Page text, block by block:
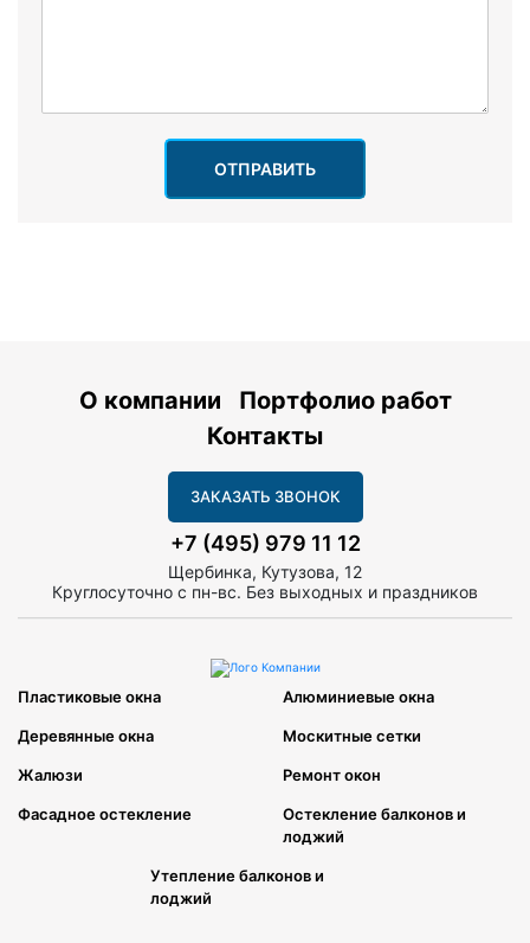
ОТПРАВИТЬ
О компании
Портфолио работ
Контакты
ЗАКАЗАТЬ ЗВОНОК
+7 (495) 979 11 12
Щербинка, Кутузова, 12
Круглосуточно с пн-вс. Без выходных и праздников
Пластиковые окна Алюминиевые окна
Деревянные окна Москитные сетки
Жалюзи Ремонт окон
Фасадное остекление
Остекление балконов и
лоджий
Утепление балконов и
лоджий